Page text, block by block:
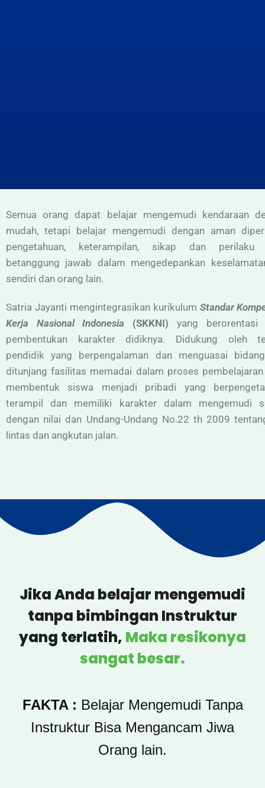
Semua orang dapat belajar mengemudi kendaraan
mudah, tetapi belajar mengemudi dengan aman
pengetahuan, keterampilan, sikap dan perilaku
betanggung jawab dalam mengedepankan
sendiri dan orang lain.
Satria Jayanti mengintegrasikan kurikulum Standar
Kerja Nasional Indonesia
(SKKNI) yang berorentasi
pembentukan karakter didiknya. Didukung oleh
pendidik yang berpengalaman dan menguasai
ditunjang fasilitas memadai dalam proses
membentuk siswa menjadi pribadi yang
terampil dan memiliki karakter dalam mengemudi
dengan nilai dan Undang-Undang No.22 th 2009
lintas dan angkutan jalan.
Jika Anda belajar mengemudi
tanpa bimbingan Instruktur
yang terlatih, Maka resikonya
sangat besar.
FAKTA : Belajar Mengemudi Tanpa
Instruktur Bisa Mengancam Jiwa
Orang lain.